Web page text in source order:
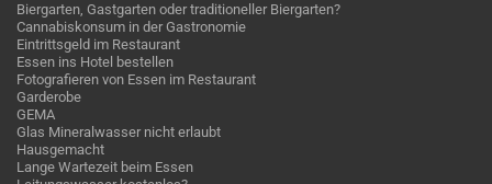
Biergarten, Gastgarten oder traditioneller Biergarten?
Cannabiskonsum in der Gastronomie
Eintrittsgeld im Restaurant
Essen ins Hotel bestellen
Fotografieren von Essen im Restaurant
Garderobe
GEMA
Glas Mineralwasser nicht erlaubt
Hausgemacht
Lange Wartezeit beim Essen